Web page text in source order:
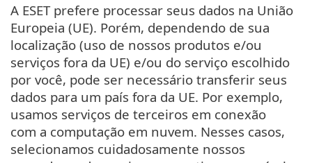
A ESET prefere processar seus dados na União
Europeia (UE). Porém, dependendo de sua
localização (uso de nossos produtos e/ou
serviços fora da UE) e/ou do serviço escolhido
por você, pode ser necessário transferir seus
dados para um país fora da UE. Por exemplo,
usamos serviços de terceiros em conexão
com a computação em nuvem. Nesses casos,
selecionamos cuidadosamente nossos